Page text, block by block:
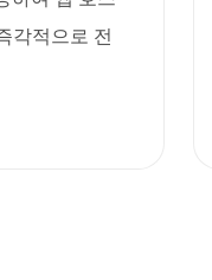
각적으로 전